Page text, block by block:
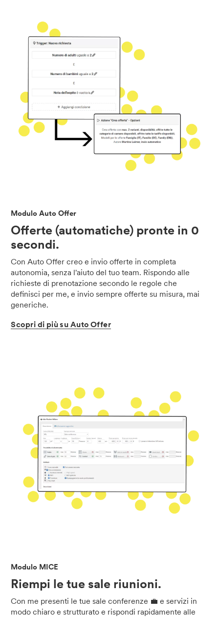
Modulo Auto Offer
Offerte (automatiche) pronte in 0
secondi.
Con Auto Offer creo e invio offerte in completa
autonomia, senza l'aiuto del tuo team. Rispondo alle
richieste di prenotazione secondo le regole che
definisci per me, e invio sempre offerte su misura, mai
generiche.
Scopri di piùsu Auto Offer
Modulo MICE
Riempi le tue sale riunioni.
Con me presenti le tue sale conferenze 💼 e servizi in
modo chiaro e strutturato e rispondi rapidamente alle